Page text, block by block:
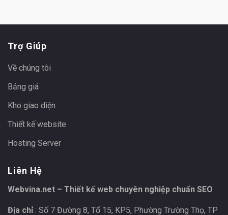
Trợ Giúp
Về chúng tôi
Bảng giá
Kho giao diện
Thiết kế website
Hosting Server
Liên Hệ
Webvina.net – Thiết kế web chuyên nghiệp chuẩn SEO
Địa chỉ : Số 7 Đường 8, Tổ 15, KP5, Phường Trường Thọ, TP